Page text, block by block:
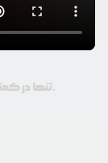
تنها در کمتر از 30 ثانیه ثبت‌نام و احراز هویت خود را تکمیل کنید.